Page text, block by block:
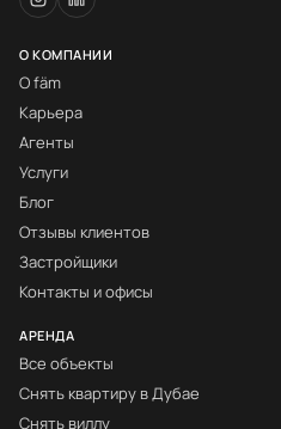
О КОМПАНИИ
О fäm
Карьера
Агенты
Услуги
Блог
Отзывы клиентов
Застройщики
Контакты и офисы
АРЕНДА
Все объекты
Снять квартиру в Дубае
Снять виллу